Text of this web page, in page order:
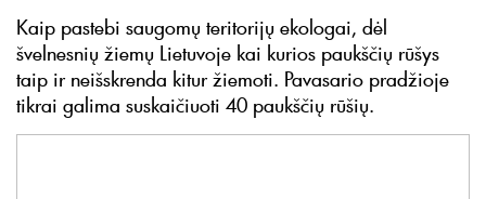
Kaip pastebi saugomų teritorijų ekologai, dėl
švelnesnių žiemų Lietuvoje kai kurios paukščių rūšys
taip ir neišskrenda kitur žiemoti. Pavasario pradžioje
tikrai galima suskaičiuoti 40 paukščių rūšių.